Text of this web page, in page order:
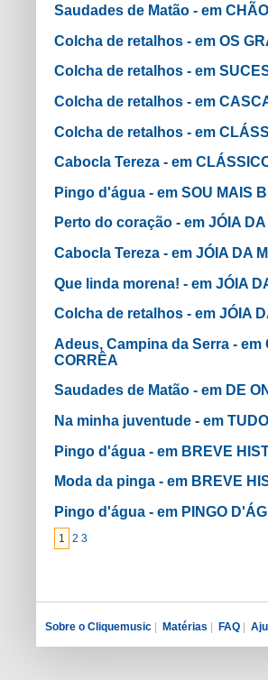
Saudades de Matão - em
Colcha de retalhos - em OS
Colcha de retalhos - em
Colcha de retalhos - em
Colcha de retalhos - em
Cabocla Tereza - em
Pingo d'água - em SOU MAIS
Perto do coração - em JÓIA
Cabocla Tereza - em JÓIA DA
Que linda morena! - em JÓIA
Colcha de retalhos - em JÓIA
Adeus, Campina da Serra - em
CORRÊA
Saudades de Matão - em DE
Na minha juventude - em
Pingo d'água - em BREVE
Moda da pinga - em BREVE
Pingo d'água - em PINGO
1 2 3
Sobre o Cliquemusic | Matérias | FAQ |